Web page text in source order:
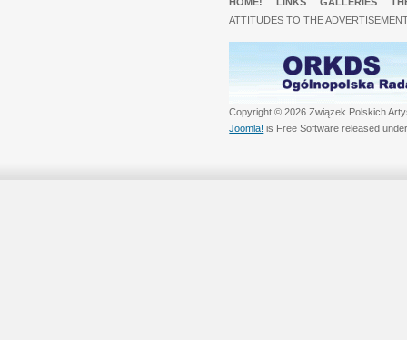
ATTITUDES TO THE
Copyright © 2026 Związek Polskich
Joomla! is Free Software released